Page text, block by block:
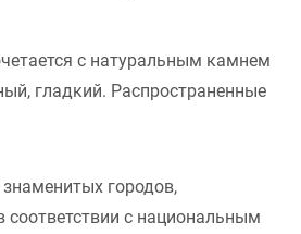
с натуральным камнем
гладкий. Распространенные
городов,
соответствии с национальным